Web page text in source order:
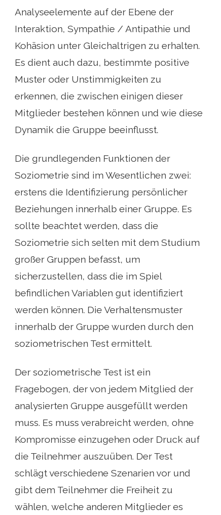
Analyseelemente auf der Ebene der
Interaktion, Sympathie / Antipathie und
Kohäsion unter Gleichaltrigen zu erhalten.
Es dient auch dazu, bestimmte positive
Muster oder Unstimmigkeiten zu
erkennen, die zwischen einigen dieser
Mitglieder bestehen können und wie diese
Dynamik die Gruppe beeinflusst.
Die grundlegenden Funktionen der
Soziometrie sind im Wesentlichen zwei:
erstens die Identifizierung persönlicher
Beziehungen innerhalb einer Gruppe. Es
sollte beachtet werden, dass die
Soziometrie sich selten mit dem Studium
großer Gruppen befasst, um
sicherzustellen, dass die im Spiel
befindlichen Variablen gut identifiziert
werden können. Die Verhaltensmuster
innerhalb der Gruppe wurden durch den
soziometrischen Test ermittelt.
Der soziometrische Test ist ein
Fragebogen, der von jedem Mitglied der
analysierten Gruppe ausgefüllt werden
muss. Es muss verabreicht werden, ohne
Kompromisse einzugehen oder Druck auf
die Teilnehmer auszuüben. Der Test
schlägt verschiedene Szenarien vor und
gibt dem Teilnehmer die Freiheit zu
wählen, welche anderen Mitglieder es